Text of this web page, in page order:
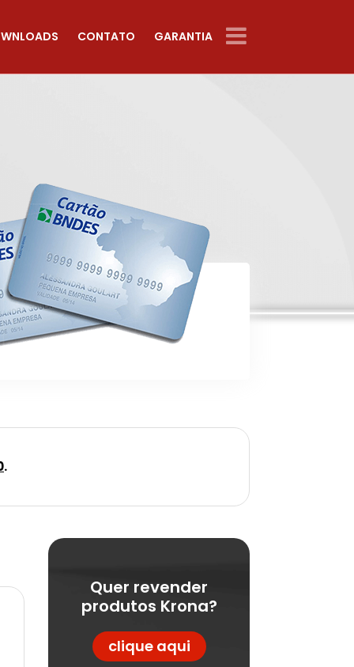
CONTATO GARANTIA
.
Quer revender
produtos Krona?
clique aqui